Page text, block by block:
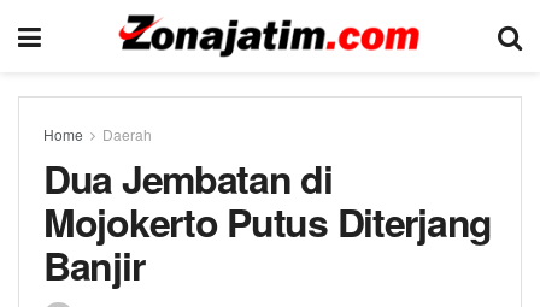
Home Daerah
Dua Jembatan di
Mojokerto Putus Diterjang
Banjir